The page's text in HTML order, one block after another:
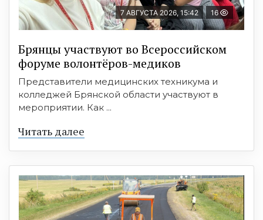
7 АВГУСТА 2026, 15:42 16
Брянцы участвуют во Всероссийском
форуме волонтёров-медиков
Представители медицинских техникума и
колледжей Брянской области участвуют в
мероприятии. Как ...
Читать далее